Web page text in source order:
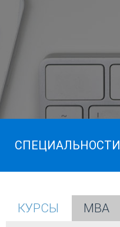
СПЕЦИАЛЬНОСТИ
КУРСЫ МВА